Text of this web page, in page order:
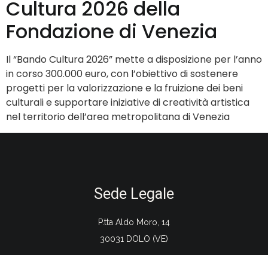
Cultura 2026 della
Fondazione di Venezia
Il “Bando Cultura 2026” mette a disposizione per l’anno
in corso 300.000 euro, con l’obiettivo di sostenere
progetti per la valorizzazione e la fruizione dei beni
culturali e supportare iniziative di creatività artistica
nel territorio dell’area metropolitana di Venezia
Sede Legale
P.tta Aldo Moro, 14
30031 DOLO (VE)